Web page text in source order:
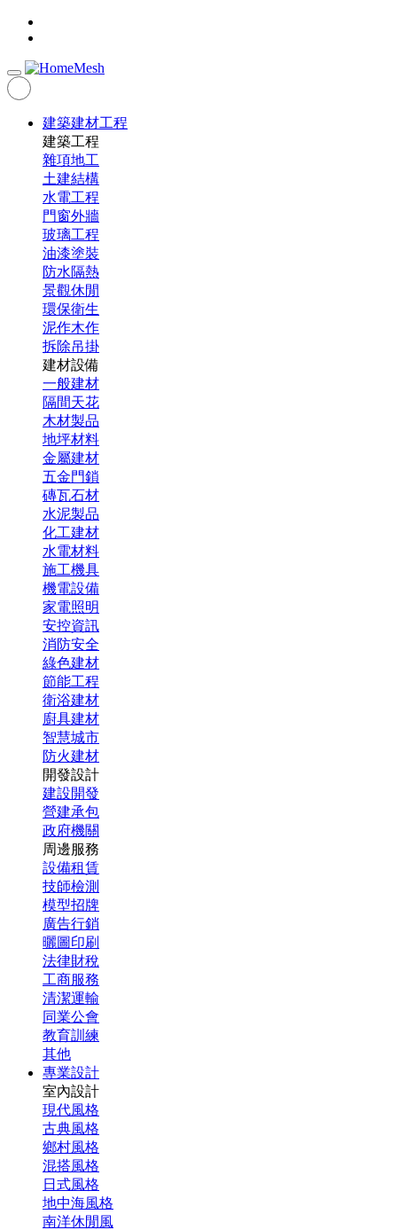
建築建材工程
建築工程
雜項地工
土建結構
水電工程
門窗外牆
玻璃工程
油漆塗裝
防水隔熱
景觀休閒
環保衛生
泥作木作
拆除吊掛
建材設備
一般建材
隔間天花
木材製品
地坪材料
金屬建材
五金門鎖
磚瓦石材
水泥製品
化工建材
水電材料
施工機具
機電設備
家電照明
安控資訊
消防安全
綠色建材
節能工程
衛浴建材
廚具建材
智慧城市
防火建材
開發設計
建設開發
營建承包
政府機關
周邊服務
設備租賃
技師檢測
模型招牌
廣告行銷
曬圖印刷
法律財稅
工商服務
清潔運輸
同業公會
教育訓練
其他
專業設計
室內設計
現代風格
古典風格
鄉村風格
混搭風格
日式風格
地中海風格
南洋休閒風